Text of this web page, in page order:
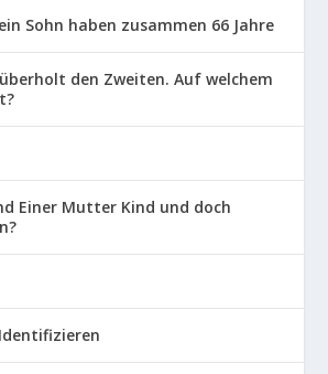
Sohn haben zusammen 66 Jahre
den Zweiten. Auf welchem
Einer Mutter Kind und doch